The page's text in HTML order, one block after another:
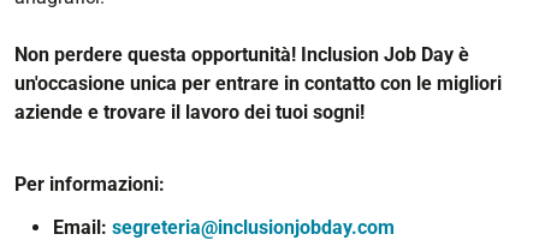
Non perdere questa opportunità! Inclusion Job Day è
un'occasione unica per entrare in contatto con le migliori
aziende e trovare il lavoro dei tuoi sogni!
Per informazioni:
Email: segreteria@inclusionjobday.com